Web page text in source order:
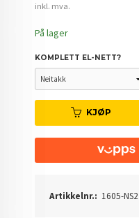
inkl. mva.
På lager
KOMPLETT EL-NETT?
KJØP
Artikkelnr.: 1605-